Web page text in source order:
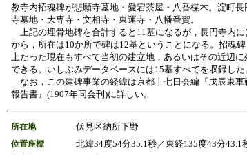
教寺内招魂碑が悲願寺墓地・愛宕茶屋・八番楳木。淀町
寺墓地・大専寺・文相寺・東運寺・八幡番賀。
上記の埋骨地碑を合計すると11基になるが，長円寺内
から，所在は10か所で碑は12基ということになる。招魂
上たった現在もすべて当初の建立地，あるいはその近辺
できる。いしぶみデータベースには15基すべてを収録した
なお，この建碑事業の経緯は京都十七日会編『戊辰東
報告書』(1907年同会刊)に詳しい。
所在地 伏見区納所下野
位置座標 北緯34度54分35.1秒／東経135度43分43.1